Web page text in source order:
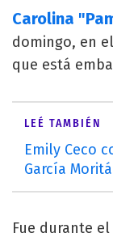
Carolina
domingo, en
que está
LEÉ TAMBIÉN
Emily Ceco
García
Fue durante